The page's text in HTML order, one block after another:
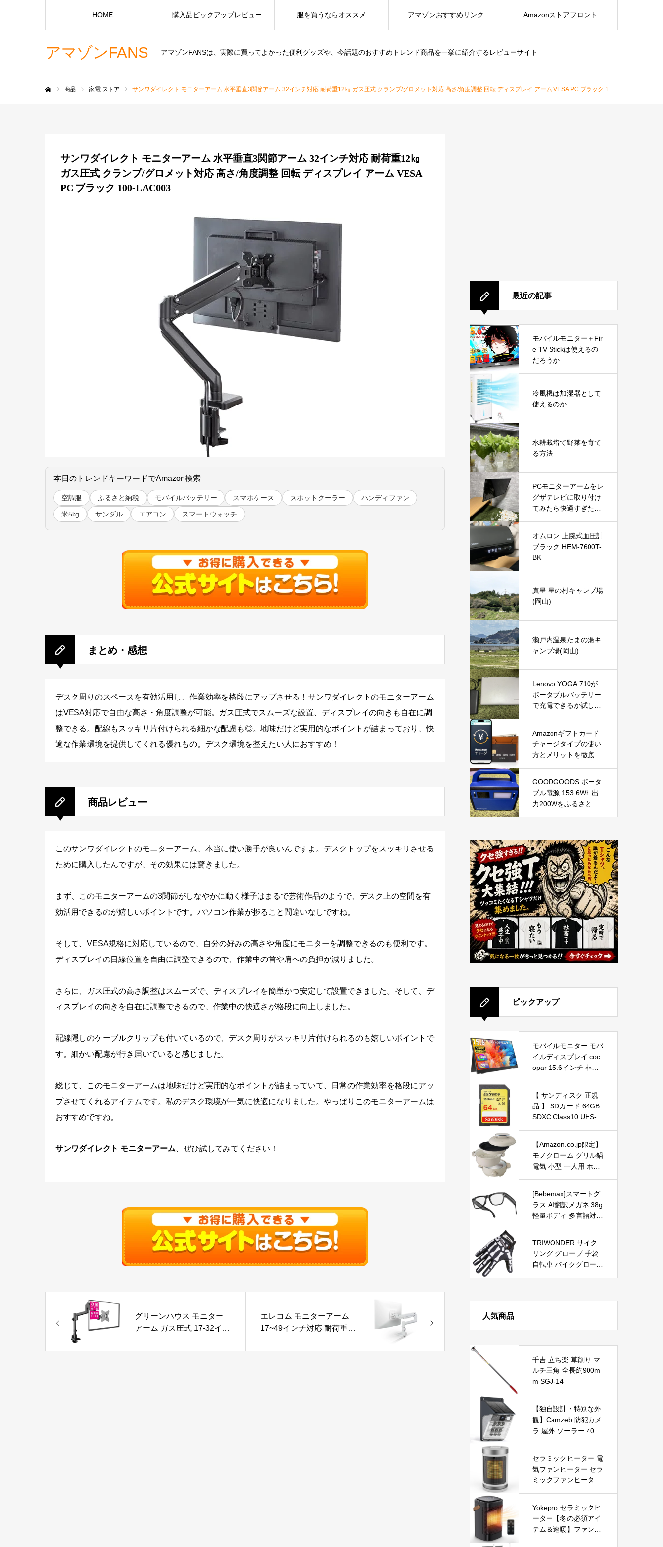
アマゾンFANS アマゾンFANSは、実際に買ってよかった便利グッズや、今話題のおすすめトレンド商品を一挙に紹介するレビューサイト
HOME 購入品ピックアップレビュー 服を買うならオススメ アマゾンおすすめリンク Amazonストアフロント
商品 家電 ストア サンワダイレクト モニターアーム 水平垂直3関節アーム 32インチ対応 耐荷重12㎏ ガス圧式 クランプ/グロメット対応 高さ/角度調整 回転 ディスプレイ アーム VESA PC ブラック 100-LAC003
サンワダイレクト モニターアーム 水平垂直3関節アーム 32インチ対応 耐荷重12㎏
ガス圧式 クランプ/グロメット対応 高さ/角度調整 回転 ディスプレイ アーム VESA
PC ブラック 100-LAC003
本日のトレンドキーワードでAmazon検索
空調服 ふるさと納税 モバイルバッテリー スマホケース スポットクーラー ハンディファン
米5kg サンダル エアコン スマートウォッチ
まとめ・感想
デスク周りのスペースを有効活用し、作業効率を格段にアップさせる！サンワダイレクトのモニターアーム
はVESA対応で自由な高さ・角度調整が可能。ガス圧式でスムーズな設置、ディスプレイの向きも自在に調
整できる。配線もスッキリ片付けられる細かな配慮も◎。地味だけど実用的なポイントが詰まっており、快
適な作業環境を提供してくれる優れもの。デスク環境を整えたい人におすすめ！
商品レビュー
このサンワダイレクトのモニターアーム、本当に使い勝手が良いんですよ。デスクトップをスッキリさせる
ために購入したんですが、その効果には驚きました。
まず、このモニターアームの3関節がしなやかに動く様子はまるで芸術作品のようで、デスク上の空間を有
効活用できるのが嬉しいポイントです。パソコン作業が捗ること間違いなしですね。
そして、VESA規格に対応しているので、自分の好みの高さや角度にモニターを調整できるのも便利です。
ディスプレイの目線位置を自由に調整できるので、作業中の首や肩への負担が減りました。
さらに、ガス圧式の高さ調整はスムーズで、ディスプレイを簡単かつ安定して設置できました。そして、デ
ィスプレイの向きを自在に調整できるので、作業中の快適さが格段に向上しました。
配線隠しのケーブルクリップも付いているので、デスク周りがスッキリ片付けられるのも嬉しいポイントで
す。細かい配慮が行き届いていると感じました。
総じて、このモニターアームは地味だけど実用的なポイントが詰まっていて、日常の作業効率を格段にアッ
プさせてくれるアイテムです。私のデスク環境が一気に快適になりました。やっぱりこのモニターアームは
おすすめですね。
サンワダイレクト モニターアーム 、ぜひ試してみてください！
グリーンハウス モニター
アーム ガス圧式 17-32イン
証 4軸 ブラック GH-
エレコム モニターアーム
17~49インチ対応 耐荷重
VESA ロングアーム ワイ
最近の記事
モバイルモニター＋Fir
e TV Stickは使えるの
だろうか
冷風機は加湿器として
使えるのか
水耕栽培で野菜を育て
る方法
PCモニターアームをレ
グザテレビに取り付け
てみたら快適すぎた！
オムロン 上腕式血圧計
ブラック HEM-7600T-
BK
真星 星の村キャンプ場
(岡山)
瀬戸内温泉たまの湯キ
ャンプ場(岡山)
Lenovo YOGA 710が
ポータブルバッテリー
で充電できるか試して
Amazonギフトカード
チャージタイプの使い
方とメリットを徹底解
GOODGOODS ポータ
ブル電源 153.6Wh 出
力200Wをふるさと納
を徹底レビュー
ピックアップ
モバイルモニター モバ
イルディスプレイ coc
opar 15.6インチ 非光
Type-C/HDMI/PS4/PS
5/XBOX/Nintendo Swit
ch/PC/Mac/Wiiなど対
応 持ち運び便利 スタ
ンドカバー付 日本語取
扱説明書付 在宅勤務テ
レワークリモートワー
【 サンディスク 正規
品 】 SDカード 64GB
SDXC Class10 UHS-I
HENN エコパッケージ
【Amazon.co.jp限定】
モノクローム グリル鍋
電気 小型 一人用 ホッ
サイズ ホワイト MGP-
0650/W
[Bebemax]スマートグ
ラス AI翻訳メガネ 38g
軽量ボディ 多言語対応
タン2WAY操作 24時間
連続駆動 防水設計 ビ
ジネス会議/海外旅行/
日常通勤に最適 忘年会
トにも
TRIWONDER サイク
リング グローブ 手袋
自転車 バイクグローブ
フルフィンガー, L)
人気商品
千吉 立ち楽 草削り マ
ルチ三角 全長約900m
m SGJ-14
【独自設計・特別な外
観】Camzeb 防犯カメ
ラ 屋外 ソーラー 400
電池式 Alexa 赤外線/カ
ラー暗視 双方向音声
音光警報 プッシュ通知
動体検知 クラウド/SD
カード録画 IP66防水
遠隔操作
セラミックヒーター 電
気ファンヒーター セラ
ミックファンヒーター
切替 1-12時間タイマー
設定可能 リモコン付
電気ヒーター 転倒自動
オフ 過熱保護 省エネ
Yokepro セラミックヒ
ーター【冬の必須アイ
テム＆速暖】ファンヒ